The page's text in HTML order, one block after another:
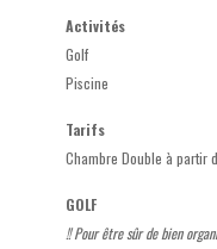
Activités
Golf
Piscine
Tarifs
Chambre Double à partir
GOLF
!! Pour être sûr de bien